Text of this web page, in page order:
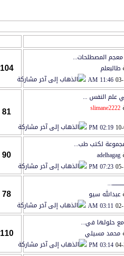
معجم المصطلحات...
طالبعلم
11:46 AM
104
علم النفس ...
slimane2222
02:19 PM
81
لكتب طب...
adelhagag
07:23 PM
90
عبدالله سيو
03:11 AM
78
مع حلولها في...
محمد مسيلي
03:14 PM
110